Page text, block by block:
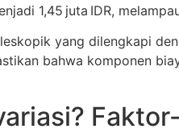
1,45 juta IDR,
yang dilengkapi
bahwa komponen